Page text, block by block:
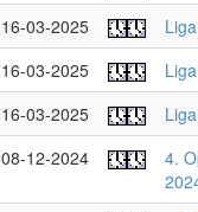
16-03-2025
16-03-2025
16-03-2025
08-12-2024
4.